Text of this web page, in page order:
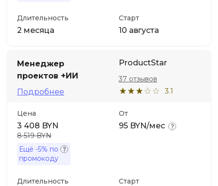
Длительность
2 месяца
Старт
10 августа
Менеджер
проектов +ИИ
Подробнее
ProductStar
3.1
37 отзывов
Цена
3 408 BYN
8 519 BYN
Ещё -5% по
промокоду
От
95 BYN/мес
Длительность Старт